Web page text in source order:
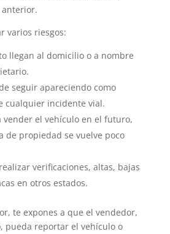
varios riesgos:
llegan al domicilio o a nombre
seguir apareciendo como
cualquier incidente vial.
vender el vehículo en el futuro,
de propiedad se vuelve poco
verificaciones, altas, bajas
en otros estados.
te expones a que el vendedor,
pueda reportar el vehículo o